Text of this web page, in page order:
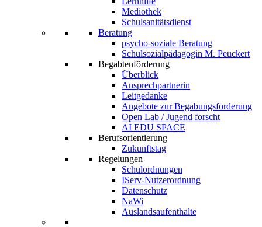
Mediothek
Schulsanitätsdienst
Beratung
psycho-soziale Beratung
Schulsozialpädagogin M. Peuckert
Begabtenförderung
Überblick
Ansprechpartnerin
Leitgedanke
Angebote zur Begabungsförderung
Open Lab / Jugend forscht
AI EDU SPACE
Berufsorientierung
Zukunftstag
Regelungen
Schulordnungen
IServ-Nutzerordnung
Datenschutz
NaWi
Auslandsaufenthalte